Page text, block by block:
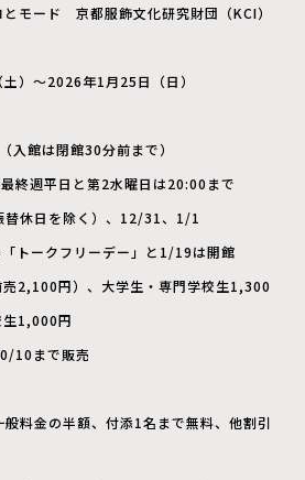
モード 京都服飾文化研究財団（KCI）
）～2026年1月25日（日）
館は閉館30分前まで）
終週平日と第2水曜日は20:00まで
替休日を除く）、12/31、1/1
ークフリーデー」と1/19は開館
2,100円）、大学生・専門学校生1,300
1,000円
10まで販売
料金の半額、付添1名まで無料、他割引